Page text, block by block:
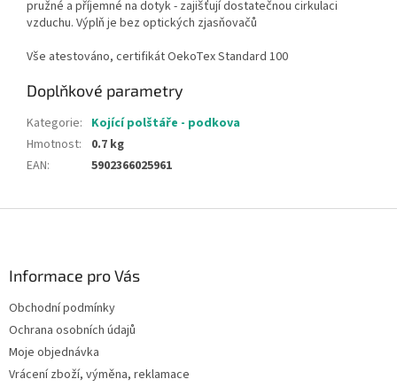
pružné a příjemné na dotyk - zajišťují dostatečnou cirkulaci
vzduchu. Výplň je bez optických zjasňovačů
Vše atestováno, certifikát OekoTex Standard 100
Doplňkové parametry
Kategorie: Kojící polštáře - podkova
Hmotnost:
0.7 kg
EAN: 5902366025961
Informace pro Vás
Obchodní podmínky
Ochrana osobních údajů
Moje objednávka
Vrácení zboží, výměna, reklamace